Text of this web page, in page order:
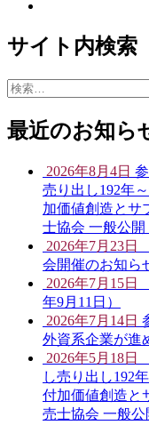
サイト内検索
検
最近のお知ら
2026年8月4日
売り出し192年
加価値創造とサ
士協会 一般公開
2026年7月23日
会開催のお知ら
2026年7月15日
年9月11日）
2026年7月14日
外資系企業が進
2026年5月18日
し売り出し192
付加価値創造と
売士協会 一般公